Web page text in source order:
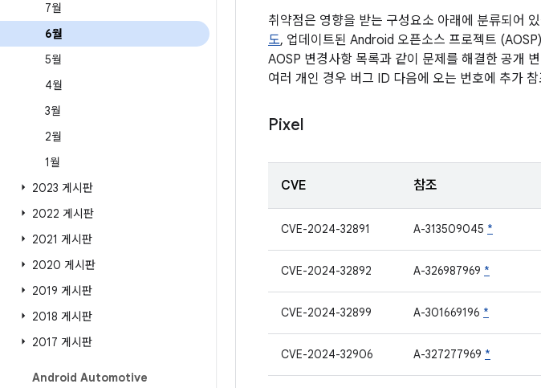
7월
6월
5월
4월
3월
2월
1월
2023 게시판
2022 게시판
2021 게시판
2020 게시판
2019 게시판
2018 게시판
2017 게시판
Android Automotive
취약점은 영향을 받는 구성요소 아래에 분류되어
도, 업데이트된 Android 오픈소스 프로젝트
AOSP 변경사항 목록과 같이 문제를 해결한 공개
여러 개인 경우 버그 ID 다음에 오는 번호에 추가
Pixel
CVE 참조
CVE-2024-32891 A-313509045 *
CVE-2024-32892 A-326987969 *
CVE-2024-32899 A-301669196 *
CVE-2024-32906 A-327277969 *